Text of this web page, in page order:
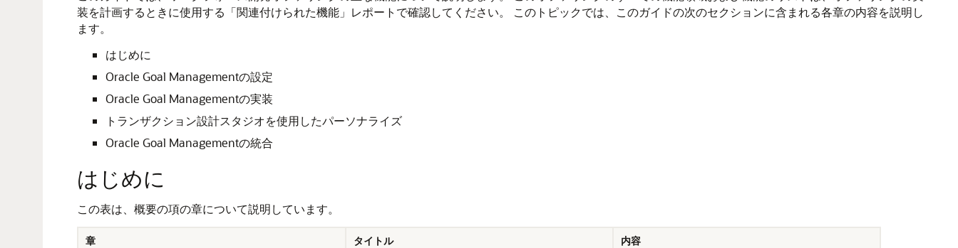
装を計画するときに使用する「関連付けられた機能」レポートで確認してください。
このトピックでは、このガイドの次のセクションに含まれる各章の内容を説明し
ます。
はじめに
Oracle Goal Managementの設定
Oracle Goal Managementの実装
トランザクション設計スタジオを使用したパーソナライズ
Oracle Goal Managementの統合
はじめに
この表は、概要の項の章について説明しています。
章 タイトル
内容